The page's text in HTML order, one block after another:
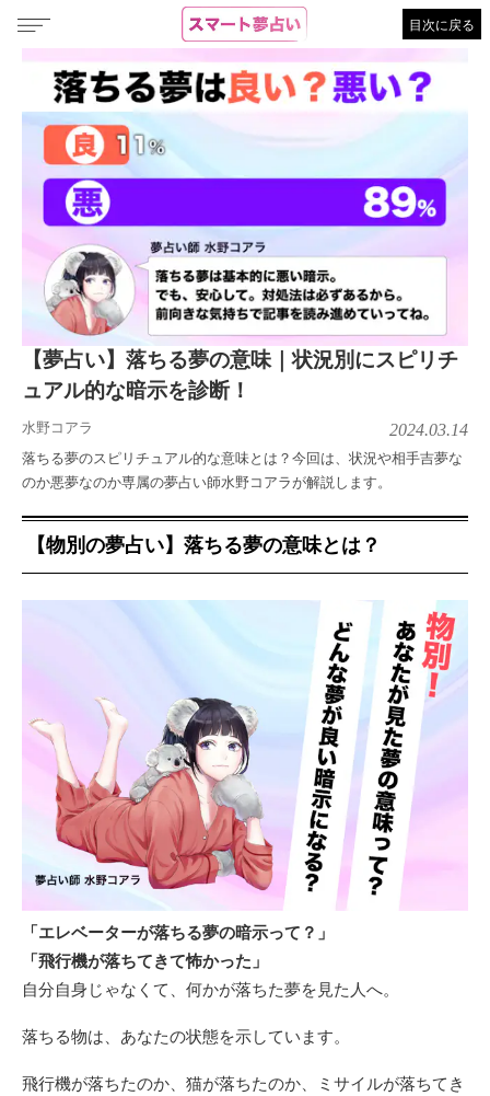
目次に戻る
【夢占い】落ちる夢の意味｜状況別にスピリチ
ュアル的な暗示を診断！
水野コアラ 2024.03.14
落ちる夢のスピリチュアル的な意味とは？今回は、状況や相手吉夢な
のか悪夢なのか専属の夢占い師水野コアラが解説します。
【物別の夢占い】落ちる夢の意味とは？
「エレベーターが落ちる夢の暗示って？」
「飛行機が落ちてきて怖かった」
自分自身じゃなくて、何かが落ちた夢を見た人へ。
落ちる物は、あなたの状態を示しています。
飛行機が落ちたのか、猫が落ちたのか、ミサイルが落ちてき